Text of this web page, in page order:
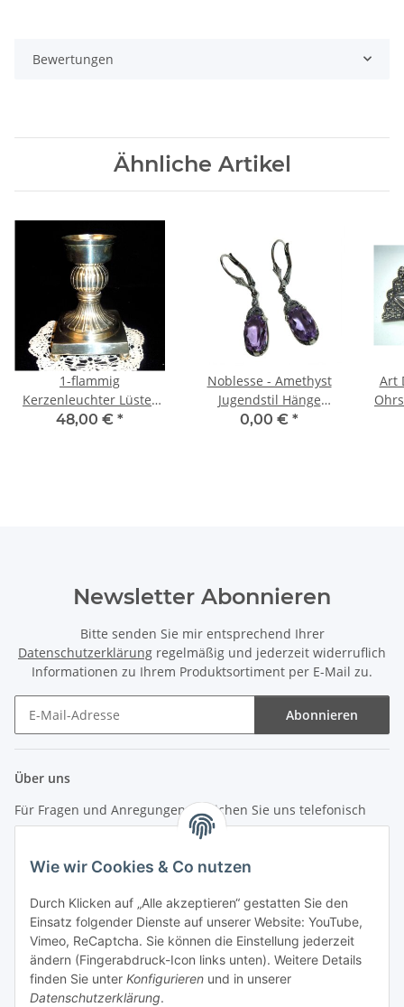
Wie wir Cookies & Co nutzen
Durch Klicken auf „Alle akzeptieren“ gestatten Sie den
Einsatz folgender Dienste auf unserer Website: YouTube,
Vimeo, ReCaptcha. Sie können die Einstellung jederzeit
ändern (Fingerabdruck-Icon links unten). Weitere Details
finden Sie unter Konfigurieren und in unserer
Datenschutzerklärung.
Bewertungen
Ähnliche Artikel
1-flammig
Kerzenleuchter Lüster
Kerzenständer um 1930
48,00 € *
Noblesse - Amethyst
Jugendstil Hänge
Ohrringe
0,00 € *
Art
Newsletter Abonnieren
Bitte senden Sie mir entsprechend Ihrer
Datenschutzerklärung regelmäßig und jederzeit widerruflich
Informationen zu Ihrem Produktsortiment per E-Mail zu.
Abonnieren
Über uns
Für Fragen und Anregungen erreichen Sie uns telefonisch
info (at) zweitedel.de
Informationen
Gesetzliche Informationen